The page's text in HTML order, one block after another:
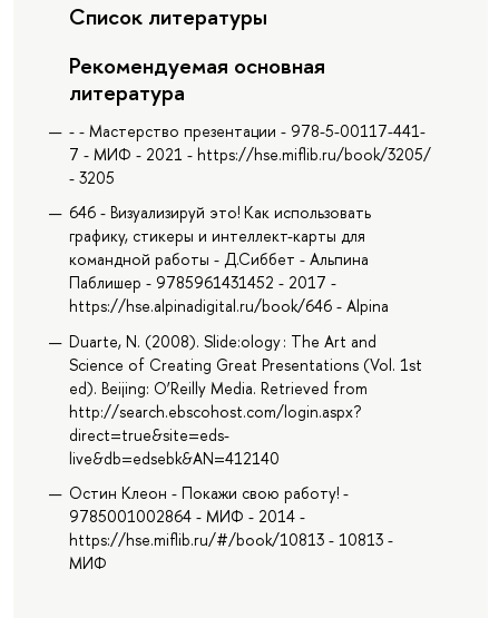
Список литературы
Рекомендуемая основная
литература
- - Мастерство презентации - 978-5-00117-441-
7 - МИФ - 2021 - https://hse.miflib.ru/book/3205/
- 3205
646 - Визуализируй это! Как использовать
графику, стикеры и интеллект-карты для
командной работы - Д.Сиббет - Альпина
Паблишер - 9785961431452 - 2017 -
https://hse.alpinadigital.ru/book/646 - Alpina
Duarte, N. (2008). Slide:ology : The Art and
Science of Creating Great Presentations (Vol. 1st
ed). Beijing: O’Reilly Media. Retrieved from
http://search.ebscohost.com/login.aspx?
direct=true&site=eds-
live&db=edsebk&AN=412140
Остин Клеон - Покажи свою работу! -
9785001002864 - МИФ - 2014 -
https://hse.miflib.ru/#/book/10813 - 10813 -
МИФ